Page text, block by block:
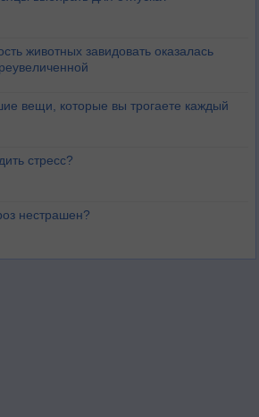
животных завидовать оказалась
вещи, которые вы трогаете каждый
стресс?
нестрашен?